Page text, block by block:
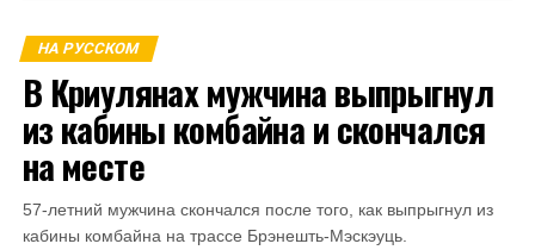
La 21 aprilie 2023, aflându-se în apartamentul părții
vătămate din mun.Bălți a primit o parte din sumă și anume
1000 de lei.
НА РУССКОМ
В Криулянах мужчина выпрыгнул
из кабины комбайна и скончался
на месте
57-летний мужчина скончался после того, как выпрыгнул из
кабины комбайна на трассе Брэнешть-Мэскэуць.